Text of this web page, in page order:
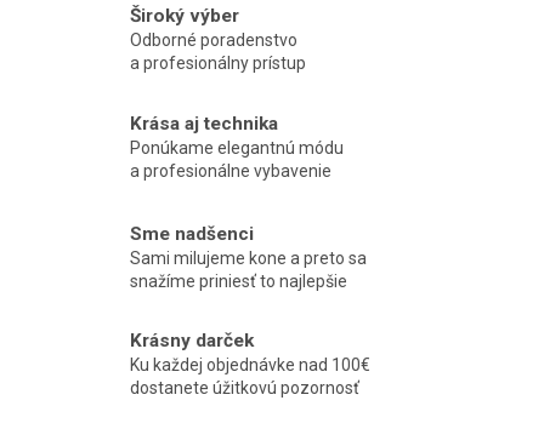
Široký výber
Odborné poradenstvo
a profesionálny prístup
Krása aj technika
Ponúkame elegantnú módu
a profesionálne vybavenie
Sme nadšenci
Sami milujeme kone a preto sa
snažíme priniesť to najlepšie
Krásny darček
Ku každej objednávke nad 100€
dostanete úžitkovú pozornosť